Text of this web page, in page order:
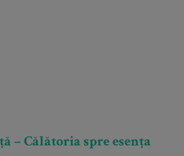
– Călătoria spre esența